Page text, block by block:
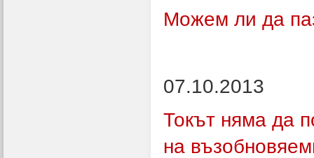
Можем ли да
07.10.2013
Токът няма да
на